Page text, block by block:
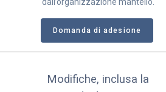
Domanda di adesione
Modifiche, inclusa la